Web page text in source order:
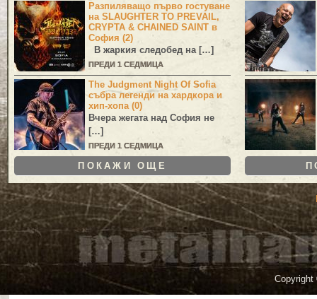
Разпиляващо първо гостуване
на SLAUGHTER TO PREVAIL,
CRYPTA & CHAINED SAINT в
София (2)
В жаркия следобед на […]
ПРЕДИ 1 СЕДМИЦА
The Judgment Night Of Sofia
събра легенди на хардкора и
хип-хопа (0)
Вчера жегата над София не
[…]
ПРЕДИ 1 СЕДМИЦА
ПОКАЖИ ОЩЕ